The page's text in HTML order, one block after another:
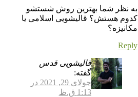
به نظر شما بهترین روش شستشو
کدوم هستش؟ قالیشویی اسلامی یا
مکانیزه؟
Reply
قالیشویی قدس
گفته:
جولای 29, 2021 در
1:13 ق.ظ